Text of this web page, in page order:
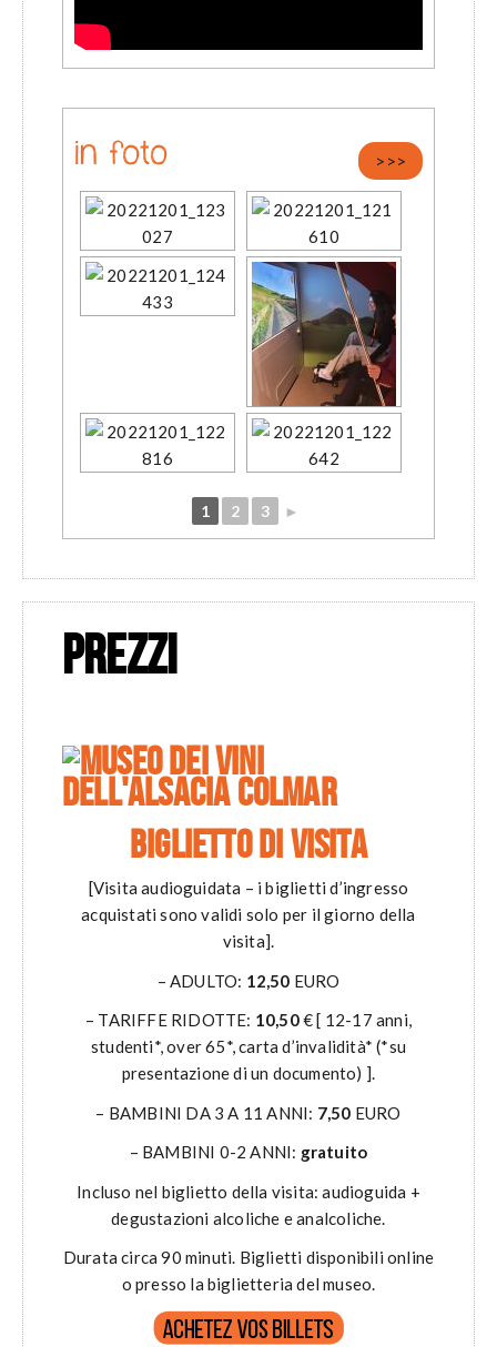
in foto >>>
1 2 3 ►
PREZZI
BIGLIETTO DI VISITA
[Visita audioguidata – i biglietti d’ingresso
acquistati sono validi solo per il giorno della
visita].
– ADULTO: 12,50 EURO
– TARIFFE RIDOTTE: 10,50€ [ 12-17 anni,
studenti*, over 65*, carta d’invalidità* (*su
presentazione di un documento) ].
– BAMBINI DA 3 A 11 ANNI: 7,50 EURO
– BAMBINI 0-2 ANNI: gratuito
Incluso nel biglietto della visita: audioguida +
degustazioni alcoliche e analcoliche.
Durata circa 90 minuti. Biglietti disponibili online
o presso la biglietteria del museo.